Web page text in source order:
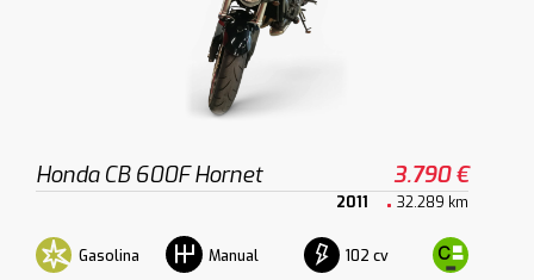
Honda CB 600F Hornet 3.790 €
2011 32.289 km
Gasolina Manual 102 cv